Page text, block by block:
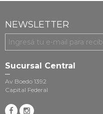
NEWSLETTER
Sucursal Central
Av Boedo 1392
Capital Federal